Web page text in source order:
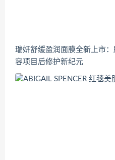
瑞妍舒缓盈润面膜全新上市
容项目后修护新纪元